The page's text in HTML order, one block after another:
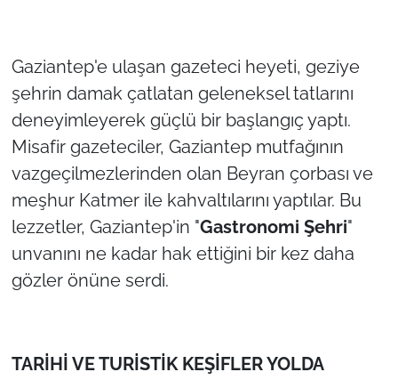
​Gaziantep'e ulaşan gazeteci heyeti, geziye
şehrin damak çatlatan geleneksel tatlarını
deneyimleyerek güçlü bir başlangıç yaptı.
Misafir gazeteciler, Gaziantep mutfağının
vazgeçilmezlerinden olan Beyran çorbası ve
meşhur Katmer ile kahvaltılarını yaptılar. Bu
lezzetler, Gaziantep'in "Gastronomi Şehri"
unvanını ne kadar hak ettiğini bir kez daha
gözler önüne serdi.
​TARİHİ VE TURİSTİK KEŞİFLER YOLDA
Genel
Politika
Flaş Haber
Dış Haberler
Magazin
İş Dünyası